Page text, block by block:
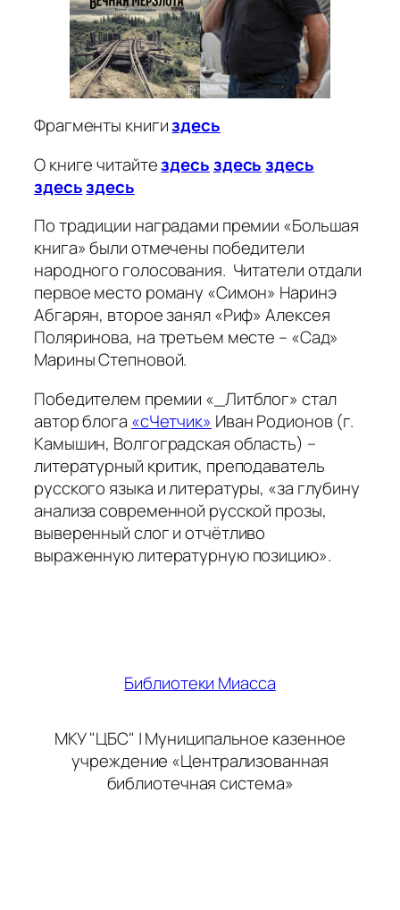
Фрагменты книгиздесь
О книге читайтездесьздесь здесь
здесьздесь
По традиции наградами премии «Большая
книга» были отмечены победители
народного голосования. Читатели отдали
первое место роману «Симон» Наринэ
Абгарян, второе занял «Риф» Алексея
Поляринова, на третьем месте – «Сад»
Марины Степновой.
Победителем премии «_Литблог» стал
автор блога «сЧетчик» Иван Родионов (г.
Камышин, Волгоградская область) –
литературный критик, преподаватель
русского языка и литературы, «за глубину
анализа современной русской прозы,
выверенный слог и отчётливо
выраженную литературную позицию».
Библиотеки Миасса
МКУ "ЦБС" | Муниципальное казенное
учреждение «Централизованная
библиотечная система»